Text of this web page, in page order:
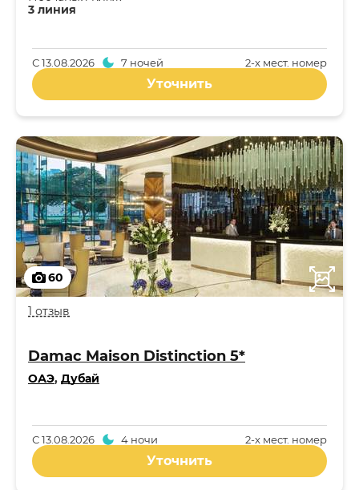
3 линия
2-x мест. номер
С13.08.2026 7 ночей
Уточнить
60
1 отзыв
Damac Maison Distinction 5*
ОАЭ, Дубай
2-x мест. номер
С13.08.2026 4 ночи
Уточнить